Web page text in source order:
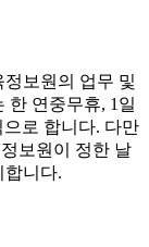
보원의 업무 및
한 연중무휴, 1일
으로 합니다. 다만
보원이 정한 날
합니다.